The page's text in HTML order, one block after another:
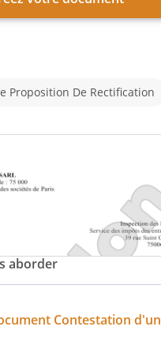
Proposition De Rectification
aborder
Contestation d'un